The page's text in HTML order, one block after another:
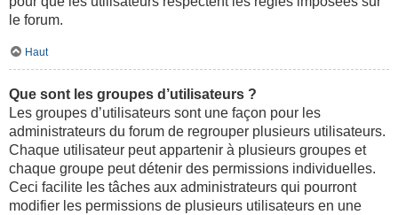
le forum.
Haut
Que sont les groupes d’utilisateurs ?
Les groupes d’utilisateurs sont une façon pour les
administrateurs du forum de regrouper plusieurs utilisateurs.
Chaque utilisateur peut appartenir à plusieurs groupes et
chaque groupe peut détenir des permissions individuelles.
Ceci facilite les tâches aux administrateurs qui pourront
modifier les permissions de plusieurs utilisateurs en une